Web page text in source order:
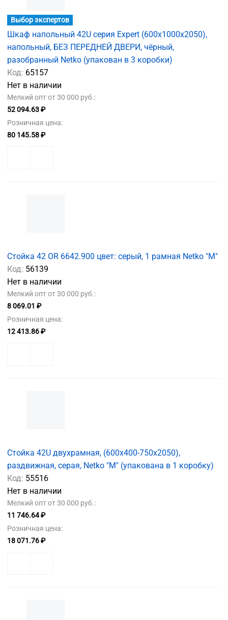
Выбор экспертов
Шкаф напольный 42U серия Expert (600х1000х2050),
напольный, БЕЗ ПЕРЕДНЕЙ ДВЕРИ, чёрный,
разобранный Netko (упакован в 3 коробки)
Код: 65157
Нет в наличии
Мелкий опт от 30 000 руб.:
52 094.63 ₽
Розничная цена:
80 145.58 ₽
Стойка 42 OR 6642.900 цвет: серый, 1 рамная Netko "М"
Код: 56139
Нет в наличии
Мелкий опт от 30 000 руб.:
8 069.01 ₽
Розничная цена:
12 413.86 ₽
Стойка 42U двухрамная, (600x400-750x2050),
раздвижная, серая, Netko "М" (упакована в 1 коробку)
Код: 55516
Нет в наличии
Мелкий опт от 30 000 руб.:
11 746.64 ₽
Розничная цена:
18 071.76 ₽